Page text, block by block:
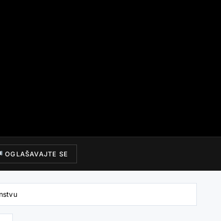
OGLAŠAVAJTE SE